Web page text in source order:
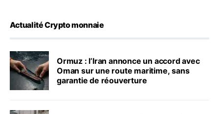
Actualité Crypto monnaie
Ormuz : l’Iran annonce un accord avec
Oman sur une route maritime, sans
garantie de réouverture